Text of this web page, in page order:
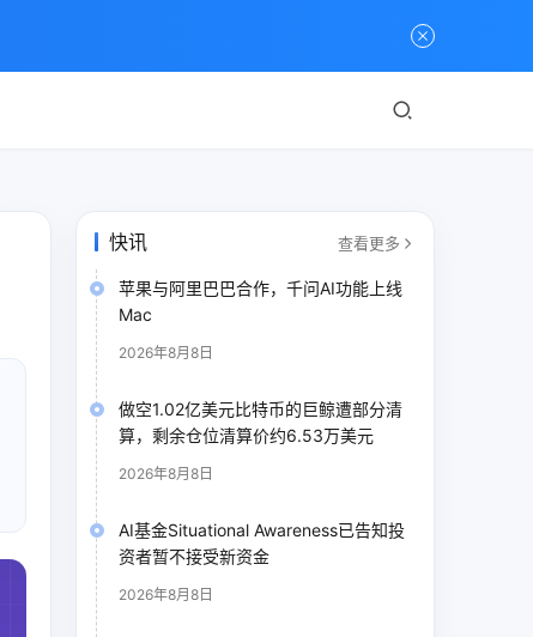
快讯 查看更多
苹果与阿里巴巴合作，千问AI功能上线
Mac
2026年8月8日
做空1.02亿美元比特币的巨鲸遭部分清
算，剩余仓位清算价约6.53万美元
2026年8月8日
AI基金Situational Awareness已告知投
资者暂不接受新资金
2026年8月8日